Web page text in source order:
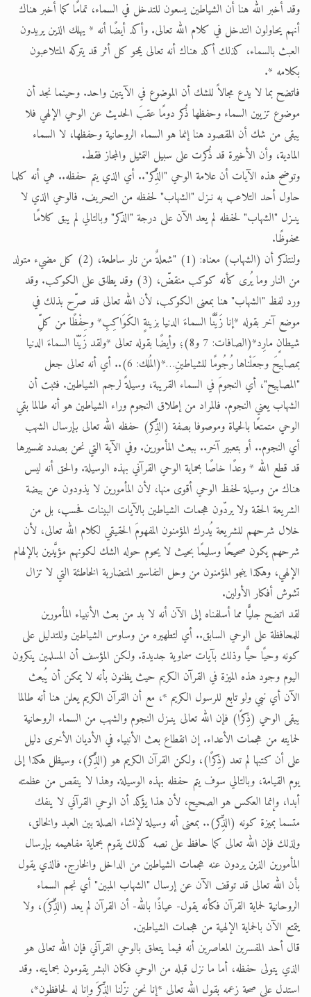
وقد أخبر الله هنا أن الشياطين يسعون للتدخل في السماء، تمامًا كما أخبر هناك
أنهم يحاولون التدخل في كلام الله تعالى. وأكد أيضًا أنه * يهلك الذين يريدون
العبث بالسماء، كذلك أكد هناك أنه تعالى يمحو كل أثر قد يتركه المتلاعبون
بكلامه *.
فاتضح بما لا يدع مجالاً للشك أن الموضوع في الآيتين واحد. وحينما نجد أن
موضوع تزيين السماء وحفظها ذُكر دومًا عقبَ الحديث عن الوحي الإلهي فلا
يبقى من شك أن المقصود هنا إنما هو السماء الروحانية وحفظها، لا السماء
المادية، وأن الأخيرة قد ذُكرت على سبيل التمثيل والمجاز فقط.
وتوضح هذه الآيات أن علامة الوحي "الذِّكر".. أي الذي يتم حفظه.. هي أنه كلما
حاول أحد التلاعب به نـزل "الشهاب" لحفظه من التحريف. فالوحي الذي لا
ينـزل "الشهاب" لحفظه لم يعد الآن على درجة "الذكر" وبالتالي لم يبق كلامًا
محفوظًا.
ولنتذكر أن (الشهاب) معناه: (1) "شعلةٌ من نار ساطعة، (2) كل مضيء متولد
من النار وما يُرى كأنه كوكب منقضّ، (3) وقد يطلق على الكوكب. وقد
ورد لفظ "الشهاب" هنا بمعنى الكوكب، لأن الله تعالى قد صرّح بذلك في
موضع آخر بقوله *إنا زَيَّنَّا السماءَ الدنيا بزينةٍ الكَوَاكِبِ* وحِفْظًا من كلِّ
شيطانٍ مارِد*(الصافات: 7 و8)؛ وأيضًا بقوله تعالى *ولقد زَيّنّا السماءَ الدنيا
بمصابيحَ وجعَلْناها رُجُومًا للشياطينِ…*(المُلك: 6).. أي أنه تعالى جعل
"المصابيح"، أي النجومَ في السماء القريبة، وسيلةً لرجم الشياطين. فثبت أن
الشهاب يعني النجوم. فالمراد من إطلاق النجوم وراء الشياطين هو أنه طالما بقي
الوحي متمتعًا بالحياة وموصوفا بصفة (الذِّكر) حفظه الله تعالى بإرسال الشهب
أي النجوم.. أو بتعبير آخر.. ببعث المأمورين. وفي الآية التي نحن بصدد تفسيرها
قد قطع الله * وعدًا خاصًا بحماية الوحي القرآني بهذه الوسيلة. والحق أنه ليس
هناك من وسيلة لحفظ الوحي أقوى منها، لأن المأمورين لا يذودون عن بيضة
الشريعة الحقة ولا يردّون هجمات الشياطين بالآيات البينات فحسب، بل من
خلال شرحهم للشريعة يُدرك المؤمنون المفهومَ الحقيقي لكلام الله تعالى، لأن
شرحهم يكون صحيحًا وسليمًا بحيث لا يحوم حوله الشك لكونهم مؤيَّدين بالإلهام
الإلهي، وهكذا ينجو المؤمنون من وحل التفاسير المتضاربة الخاطئة التي لا تزال
تشوش أفكار الأولين.
لقد اتضح جليًّا مما أسلفناه إلى الآن أنه لا بد من بعث الأنبياء المأمورين
للمحافظة على الوحي السابق.. أي لتطهيره من وساوس الشياطين وللتدليل على
كونه وحيًا حيًّا وذلك بآيات سماوية جديدة. ولكن المؤسف أن المسلمين ينكرون
اليوم وجود هذه الميزة في القرآن الكريم حيث يظنون بأنه لا يمكن أن يُبعث
الآن أي نبي ولو تابع للرسول الكريم *، مع أن القرآن الكريم يعلن هنا أنه طالما
يبقى الوحي (ذِكرًا) فإن الله تعالى ينـزل النجوم والشهب من السماء الروحانية
لحمايته من هجمات الأعداء. إن انقطاع بعث الأنبياء في الأديان الأخرى دليل
على أن كتبها لم تعد (ذِكرًا)، ولكن القرآن الكريم هو (الذِّكر)، وسيظل هكذا إلى
يوم القيامة، وبالتالي سوف يتم حفظه بهذه الوسيلة. وهذا لا ينقص من عظمته
أبدا، وإنما العكس هو الصحيح، لأن هذا يؤكد أن الوحي القرآني لا ينفك
متسما بميزة كونه (الذِّكر).. بمعنى أنه وسيلة لإنشاء الصلة بين العبد والخالق،
ولذلك فإن الله تعالى كما حافظ على نصه كذلك يقوم بحماية مفاهيمه بإرسال
المأمورين الذين يردون عنه هجمات الشياطين من الداخل والخارج. فالذي يقول
بأن الله تعالى قد توقف الآن عن إرسال "الشهاب المبين" أي نجم السماء
الروحانية لحماية القرآن فكأنه يقول- عياذًا بالله- أن القرآن لم يعد (الذِّكرَ)، ولا
يتمتع الآن بالحماية الإلهية من هجمات الشياطين.
قال أحد المفسرين المعاصرين أنه فيما يتعلق بالوحي القرآني فإن الله تعالى هو
الذي يتولى حفظه، أما ما نزل قبله من الوحي فكان البشر يقومون بحمايته. وقد
استدل على صحة زعمه بقول الله تعالى *إنا نحن نزّلنا الذِّكرَ وإنا له لحافظون*،